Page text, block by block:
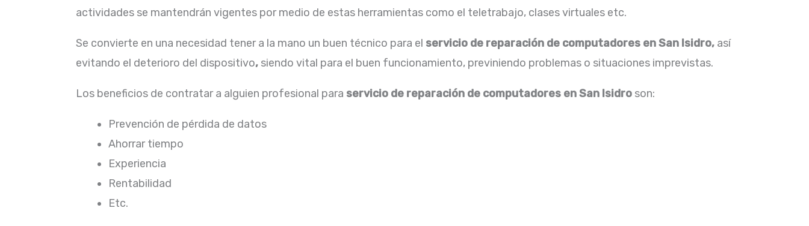
actividades se mantendrán vigentes por medio de estas herramientas como el teletrabajo, clases virtuales etc.
Se convierte en una necesidad tener a la mano un buen técnico para el servicio de reparación de computadores en San Isidro, así
evitando el deterioro del dispositivo, siendo vital para el buen funcionamiento, previniendo problemas o situaciones imprevistas.
Los beneficios de contratar a alguien profesional para servicio de reparación de computadores en San Isidro son:
Prevención de pérdida de datos
Ahorrar tiempo
Experiencia
Rentabilidad
Etc.